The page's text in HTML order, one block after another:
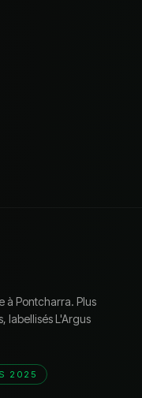
à Pontcharra. Plus
labellisés L'Argus
2025